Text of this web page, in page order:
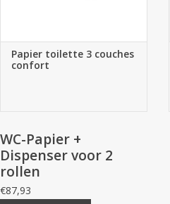
Papier toilette 3 couches
confort
WC-Papier +
Dispenser voor 2
rollen
€87,93